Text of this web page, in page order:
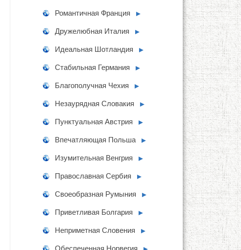
Романтичная Франция ►
Дружелюбная Италия ►
Идеальная Шотландия ►
Стабильная Германия ►
Благополучная Чехия ►
Незаурядная Словакия ►
Пунктуальная Австрия ►
Впечатляющая Польша ►
Изумительная Венгрия ►
Православная Сербия ►
Своеобразная Румыния ►
Приветливая Болгария ►
Неприметная Словения ►
Обеспеченная Норвегия